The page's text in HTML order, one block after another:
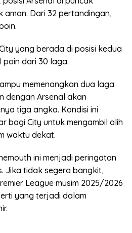
aman. Dari 32 pertandingan,
yang berada di posisi kedua
poin dari 30 laga.
memenangkan dua laga
dengan Arsenal akan
tiga angka. Kondisi ini
bagi City untuk mengambil alih
waktu dekat.
ini menjadi peringatan
Jika tidak segera bangkit,
League musim 2025/2026
yang terjadi dalam